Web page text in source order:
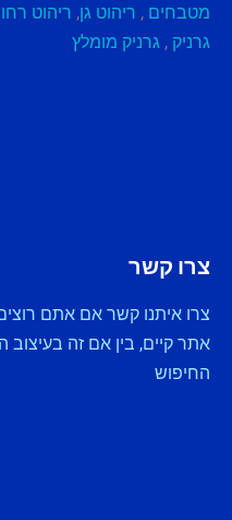
מטבחים , ריהוט גן, ריהוט
גרניק , גרניק מומלץ
צרו קשר
צרו איתנו קשר אם אתם
אתר קיים, בין אם זה
החיפוש